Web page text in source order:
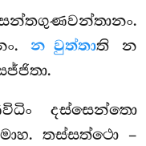
න වුත්තාති න
දස්සෙන්තො
තස්සත්ථො –